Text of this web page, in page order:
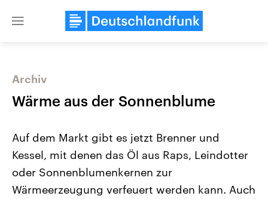
Close
Archiv
Wärme aus der Sonnenblume
Auf dem Markt gibt es jetzt Brenner und
Kessel, mit denen das Öl aus Raps, Leindotter
oder Sonnenblumenkernen zur
Wärmeerzeugung verfeuert werden kann. Auch